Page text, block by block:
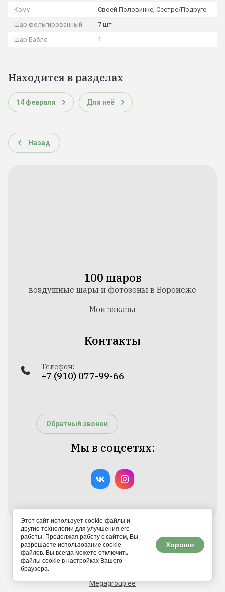
Кому
Своей Половинке, Сестре/Подруге
Шар фольгированный
7 шт
Шар Баблс
1
Находится в разделах
14 февраля Для неё
Назад
100 шаров
воздушные шары и фотозоны в Воронеже
Мои заказы
Контакты
Телефон:
+7 (910) 077-99-66
Обратный звонок
Мы в соцсетях:
Copyright © 2023 - 2026 100Sharoff
Megagroup.ee
Этот сайт использует cookie-файлы и
другие технологии для улучшения его
работы. Продолжая работу с сайтом, Вы
разрешаете использование cookie-
файлов. Вы всегда можете отключить
файлы cookie в настройках Вашего
браузера.
Хорошо